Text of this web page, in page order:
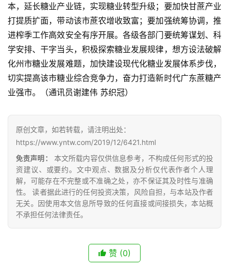
云
糖
网
公
众
号
现
货
报
价
专
本，延长糖业产业链，实现糖业转型升级；要加快甘蔗产业
打提质扩面，带动该市蔗农增收致富；要加强统筹协调，推
进榨季工作高效安全有序开展。各级各部门要统筹谋划、科
学安排、干字当头，积极探索糖业发展规律，想方设法破解
化州市糖业发展难题，加快建设现代化糖业发展体系步伐，
切实提高该市糖业综合竞争力，奋力打造新时代广东蔗糖产
业强市。（通讯员谢建伟 苏织冠）
原创文章，如若转载，请注明出处：
https://www.yntw.com/2019/12/6421.html
免责声明：
本文所载内容仅供信息参考，不构成任何形式的投
资建议、或要约。文中观点、数据及分析仅代表作者个人理
解，可能存在不完整或不准确之处，亦不保证其及时性与准确
性。 读者据此进行的任何投资决策，风险自担，与本站及作者
无关。因使用本文信息所导致的任何直接或间接损失，本站概
不承担任何法律责任。
赞 (0)